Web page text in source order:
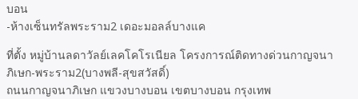
บอน
-ห้างเซ็นทรัลพระราม2 เดอะมอลล์บางแค
ที่ตั้ง หมู่บ้านลดาวัลย์เลคโคโรเนียล โครงการณ์ติดทางด่วนกาญจนา
ภิเษก-พระราม2(บางพลี-สุขสวัสดิ์)
ถนนกาญจนาภิเษก แขวงบางบอน เขตบางบอน กรุงเทพ